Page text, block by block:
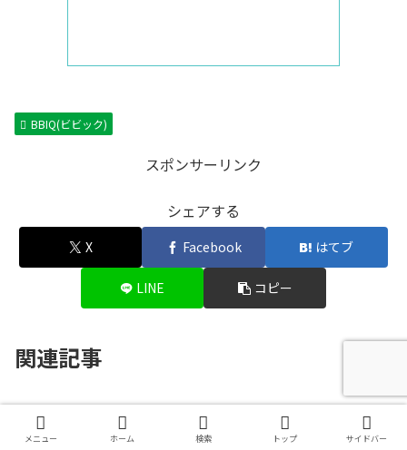
BBIQ(ビビック)
スポンサーリンク
シェアする
X Facebook はてブ
LINE コピー
関連記事
BBIQ(ビビック)
BBIQ(ビビック)10ギガトライア
ルモニターに当選！サービス内容
メニュー ホーム 検索 トップ サイドバー